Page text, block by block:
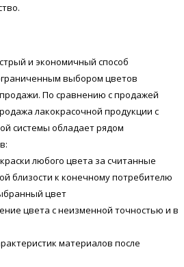
и экономичный способ
выбором цветов
По сравнению с продажей
лакокрасочной продукции с
системы обладает рядом
любого цвета за считанные
близости к конечному потребителю
цвет
цвета с неизменной точностью и в
материалов после